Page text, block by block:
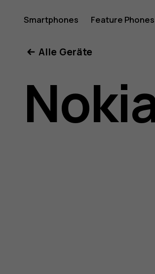
Nokia
5.3
Smartphones Feature Phones
Alle Geräte